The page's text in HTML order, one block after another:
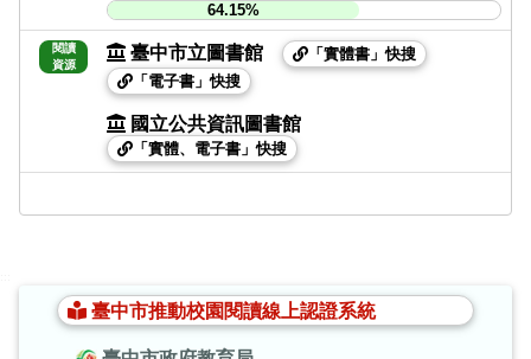
64.15%
閱讀
資源
臺中市立圖書館
「實體書」快搜
「電子書」快搜
國立公共資訊圖書館
「實體、電子書」快搜
臺中市推動校園閱讀線上認證系統